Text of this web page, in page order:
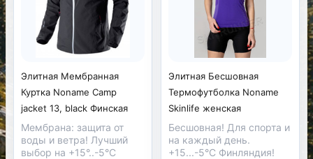
Элитная Мембранная
Куртка Noname Camp
jacket 13, black Финская
Мембрана: защита от
воды и ветра! Лучший
выбор на +15°..-5°С
Элитная Бесшовная
Термофутболка Noname
Skinlife женская
Бесшовная! Для спорта и
на каждый день.
+15...-5°С Финляндия!